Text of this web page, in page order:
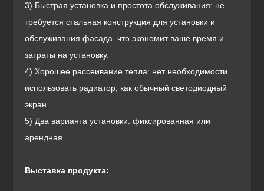
3) Быстрая установка и простота обслуживания: не
требуется стальная конструкция для установки и
обслуживания фасада, что экономит ваше время и
затраты на установку.
4) Хорошее рассеивание тепла: нет необходимости
использовать радиатор, как обычный светодиодный
экран.
5) Два варианта установки: фиксированная или
арендная.
Выставка продукта: